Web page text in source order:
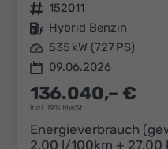
parken
Fahrzeugnr. 152011
Kraftstoff Hybrid Benzin
Leistung 535 kW (727 PS)
09.06.2026
136.040,– €
incl. 19% MwSt.
Energieverbrauch
2,00 l/100km + 27,00